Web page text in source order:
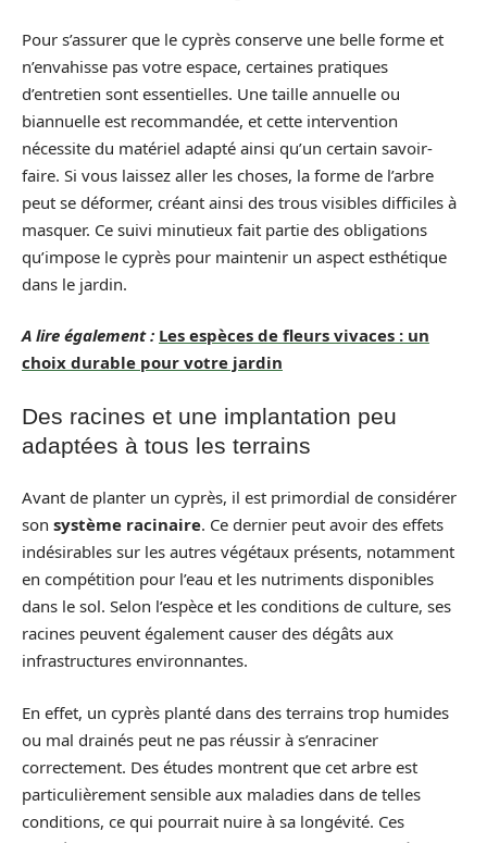
Pour s’assurer que le cyprès conserve une belle forme et
n’envahisse pas votre espace, certaines pratiques
d’entretien sont essentielles. Une taille annuelle ou
biannuelle est recommandée, et cette intervention
nécessite du matériel adapté ainsi qu’un certain savoir-
faire. Si vous laissez aller les choses, la forme de l’arbre
peut se déformer, créant ainsi des trous visibles difficiles à
masquer. Ce suivi minutieux fait partie des obligations
qu’impose le cyprès pour maintenir un aspect esthétique
dans le jardin.
A lire également : Les espèces de fleurs vivaces : un
choix durable pour votre jardin
Des racines et une implantation peu
adaptées à tous les terrains
Avant de planter un cyprès, il est primordial de considérer
son système racinaire. Ce dernier peut avoir des effets
indésirables sur les autres végétaux présents, notamment
en compétition pour l’eau et les nutriments disponibles
dans le sol. Selon l’espèce et les conditions de culture, ses
racines peuvent également causer des dégâts aux
infrastructures environnantes.
En effet, un cyprès planté dans des terrains trop humides
ou mal drainés peut ne pas réussir à s’enraciner
correctement. Des études montrent que cet arbre est
particulièrement sensible aux maladies dans de telles
conditions, ce qui pourrait nuire à sa longévité. Ces